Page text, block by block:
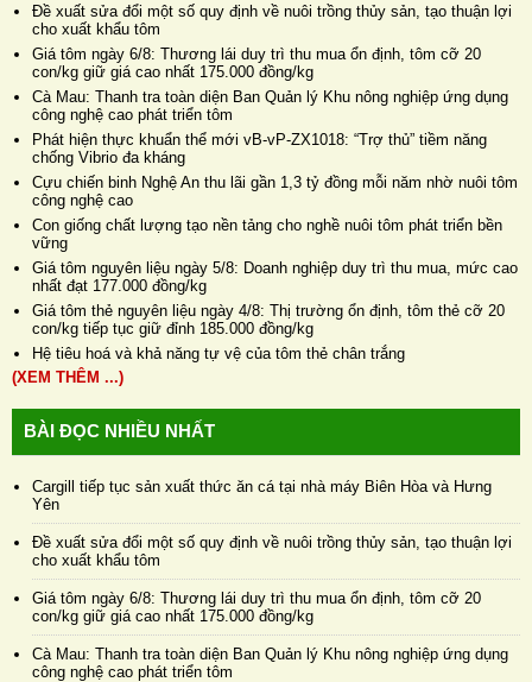
Đề xuất sửa đổi một số quy định về nuôi trồng thủy sản, tạo thuận lợi
cho xuất khẩu tôm
Giá tôm ngày 6/8: Thương lái duy trì thu mua ổn định, tôm cỡ 20
con/kg giữ giá cao nhất 175.000 đồng/kg
Cà Mau: Thanh tra toàn diện Ban Quản lý Khu nông nghiệp ứng dụng
công nghệ cao phát triển tôm
Phát hiện thực khuẩn thể mới vB-vP-ZX1018: “Trợ thủ” tiềm năng
chống Vibrio đa kháng
Cựu chiến binh Nghệ An thu lãi gần 1,3 tỷ đồng mỗi năm nhờ nuôi tôm
công nghệ cao
Con giống chất lượng tạo nền tảng cho nghề nuôi tôm phát triển bền
vững
Giá tôm nguyên liệu ngày 5/8: Doanh nghiệp duy trì thu mua, mức cao
nhất đạt 177.000 đồng/kg
Giá tôm thẻ nguyên liệu ngày 4/8: Thị trường ổn định, tôm thẻ cỡ 20
con/kg tiếp tục giữ đỉnh 185.000 đồng/kg
Hệ tiêu hoá và khả năng tự vệ của tôm thẻ chân trắng
(XEM THÊM ...)
BÀI ĐỌC NHIỀU NHẤT
Cargill tiếp tục sản xuất thức ăn cá tại nhà máy Biên Hòa và Hưng
Yên
Đề xuất sửa đổi một số quy định về nuôi trồng thủy sản, tạo thuận lợi
cho xuất khẩu tôm
Giá tôm ngày 6/8: Thương lái duy trì thu mua ổn định, tôm cỡ 20
con/kg giữ giá cao nhất 175.000 đồng/kg
Cà Mau: Thanh tra toàn diện Ban Quản lý Khu nông nghiệp ứng dụng
công nghệ cao phát triển tôm